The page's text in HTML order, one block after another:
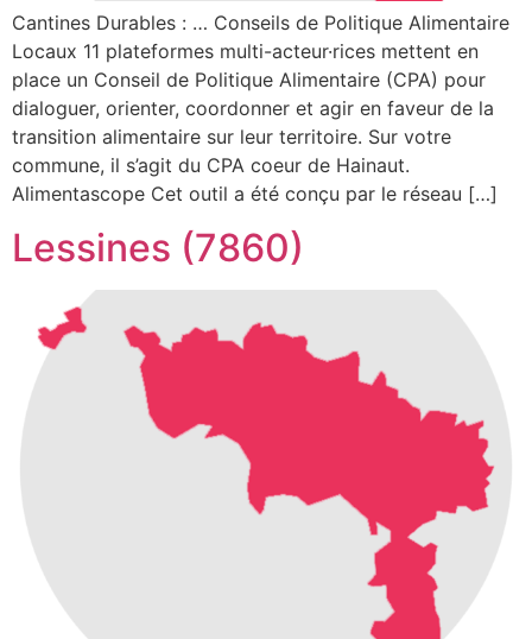
Cantines Durables : … Conseils de Politique Alimentaire
Locaux 11 plateformes multi-acteur·rices mettent en
place un Conseil de Politique Alimentaire (CPA) pour
dialoguer, orienter, coordonner et agir en faveur de la
transition alimentaire sur leur territoire. Sur votre
commune, il s’agit du CPA coeur de Hainaut.
Alimentascope Cet outil a été conçu par le réseau […]
Lessines (7860)